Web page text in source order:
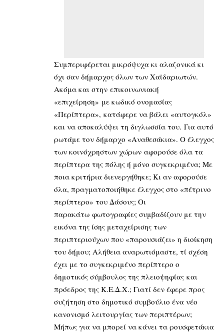
Συμπεριφέρεται μικρόψυχα κι αλαζονικά κι
όχι σαν δήμαρχος όλων των Χαϊδαριωτών.
Ακόμα και στην επικοινωνιακή
«επιχείρηση» με κωδικό ονομασίας
«Περίπτερα», κατάφερε να βάλει «αυτογκόλ»
και να αποκαλύψει τη διγλωσσία του. Για αυτό
ρωτάμε τον δήμαρχο «Αναθεσάκια». Ο έλεγχος
των κοινόχρηστων χώρων αφορούσε όλα τα
περίπτερα της πόλης ή μόνο συγκεκριμένα; Με
ποια κριτήρια διενεργήθηκε; Κι αν αφορούσε
όλα, πραγματοποιήθηκε έλεγχος στο «πέτρινο
περίπτερο» του Δάσους; Οι
παρακάτω φωτογραφίες συμβαδίζουν με την
εικόνα της ίσης μεταχείρισης των
περιπτεριούχων που «παρουσιάζει» η διοίκηση
του δήμου; Αλήθεια αναρωτιόμαστε, τί σχέση
έχει με το συγκεκριμένο περίπτερο ο
δημοτικός σύμβουλος της πλειοψηφίας και
πρόεδρος της Κ.Ε.Δ.Χ.; Γιατί δεν έφερε προς
συζήτηση στο δημοτικό συμβούλιο ένα νέο
κανονισμό λειτουργίας των περιπτέρων;
Μήπως για να μπορεί να κάνει τα ρουσφετάκια